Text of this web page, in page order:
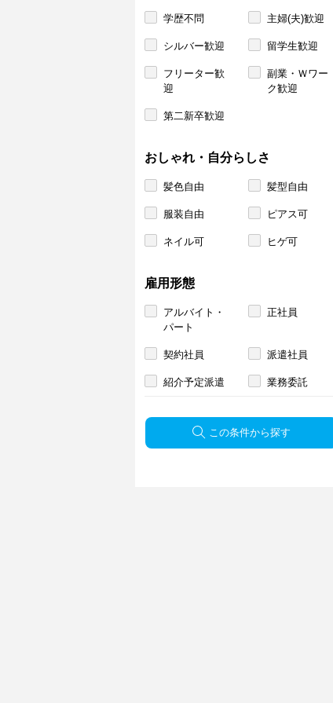
学歴不問 主婦(夫)歓迎
シルバー歓迎 留学生歓迎
フリーター歓
迎
副業・Ｗワー
ク歓迎
第二新卒歓迎
おしゃれ・自分らしさ
髪色自由 髪型自由
服装自由 ピアス可
ネイル可 ヒゲ可
雇用形態
アルバイト・
パート
正社員
契約社員 派遣社員
紹介予定派遣 業務委託
この条件から探す